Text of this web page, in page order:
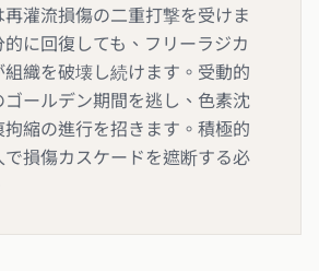
灌流損傷の二重打撃を受けま
に回復しても、フリーラジカ
織を破壊し続けます。受動的
ールデン期間を逃し、色素沈
縮の進行を招きます。積極的
損傷カスケードを遮断する必